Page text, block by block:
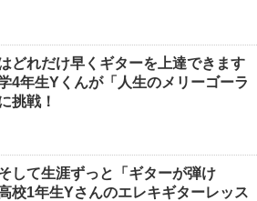
どれだけ早くギターを上達できます
4年生Yくんが「人生のメリーゴーラ
挑戦！
して生涯ずっと「ギターが弾け
校1年生Yさんのエレキギターレッス